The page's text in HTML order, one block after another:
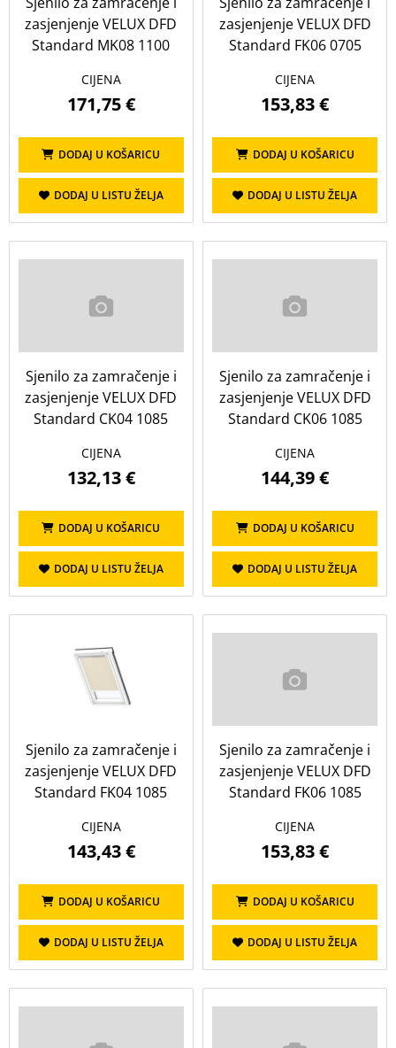
Prozori za ravni krov
Rolo sjenilo za zamračenje
Rolo sjenilo za zasjenjenje
Sjenilo za zamračenje i zasjenjenje
Unutarnja žaluzina
Vanjska roleta
Vanjska solarna roleta
Vanjska tenda
Vanjska tenda za CVP/CFP
zasjenjenje VELUX DFD
Standard MK08 1100
CIJENA
171,75 €
DODAJ U KOŠARICU
DODAJ U LISTU ŽELJA
zasjenjenje VELUX DFD
Standard FK06 0705
CIJENA
153,83 €
DODAJ U KOŠARICU
DODAJ U LISTU ŽELJA
Sjenilo za zamračenje i
zasjenjenje VELUX DFD
Standard CK04 1085
CIJENA
132,13 €
DODAJ U KOŠARICU
DODAJ U LISTU ŽELJA
Sjenilo za zamračenje i
zasjenjenje VELUX DFD
Standard CK06 1085
CIJENA
144,39 €
DODAJ U KOŠARICU
DODAJ U LISTU ŽELJA
Sjenilo za zamračenje i
zasjenjenje VELUX DFD
Standard FK04 1085
CIJENA
143,43 €
DODAJ U KOŠARICU
DODAJ U LISTU ŽELJA
Sjenilo za zamračenje i
zasjenjenje VELUX DFD
Standard FK06 1085
CIJENA
153,83 €
DODAJ U KOŠARICU
DODAJ U LISTU ŽELJA